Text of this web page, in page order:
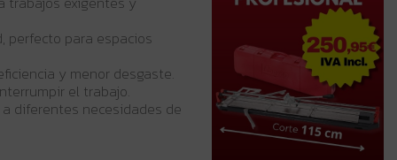
perfecto para espacios
y menor desgaste.
el trabajo.
diferentes necesidades de